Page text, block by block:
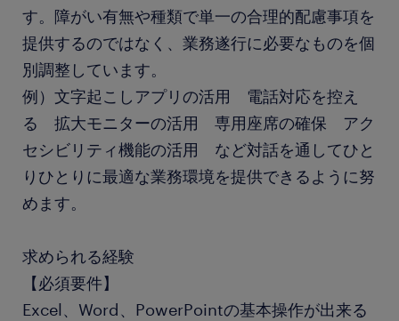
す。障がい有無や種類で単一の合理的配慮事項を
提供するのではなく、業務遂行に必要なものを個
別調整しています。
例）文字起こしアプリの活用 電話対応を控え
る 拡大モニターの活用 専用座席の確保 アク
セシビリティ機能の活用 など対話を通してひと
りひとりに最適な業務環境を提供できるように努
めます。
求められる経験
【必須要件】
Excel、Word、PowerPointの基本操作が出来る